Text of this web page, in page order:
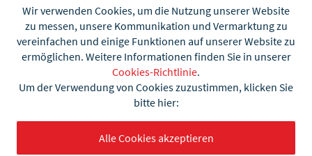
Community
Konto
Wir verwenden Cookies, um die Nutzung unserer Website
zu messen, unsere Kommunikation und Vermarktung zu
vereinfachen und einige Funktionen auf unserer Website zu
ermöglichen. Weitere Informationen finden Sie in unserer
Cookies-Richtlinie.
Um der Verwendung von Cookies zuzustimmen, klicken Sie
bitte hier:
Alle Cookies akzeptieren